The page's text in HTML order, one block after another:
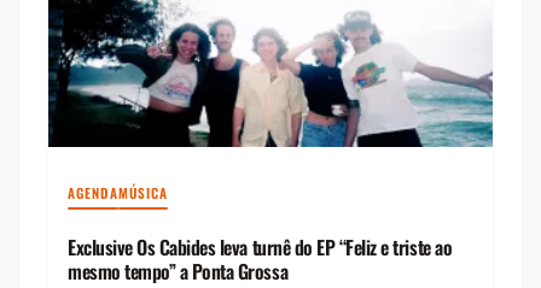
AGENDAMÚSICA
Exclusive Os Cabides leva turnê do EP “Feliz e triste ao
mesmo tempo” a Ponta Grossa